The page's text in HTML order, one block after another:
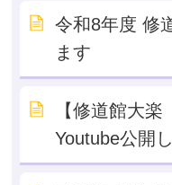
令和8年度 修
ます
【修道館大楽
Youtube公開